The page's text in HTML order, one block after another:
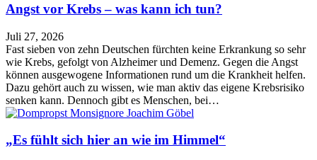
Angst vor Krebs – was kann ich tun?
Juli 27, 2026
Fast sieben von zehn Deutschen fürchten keine Erkrankung so sehr
wie Krebs, gefolgt von Alzheimer und Demenz. Gegen die Angst
können ausgewogene Informationen rund um die Krankheit helfen.
Dazu gehört auch zu wissen, wie man aktiv das eigene Krebsrisiko
senken kann. Dennoch gibt es Menschen, bei…
„Es fühlt sich hier an wie im Himmel“